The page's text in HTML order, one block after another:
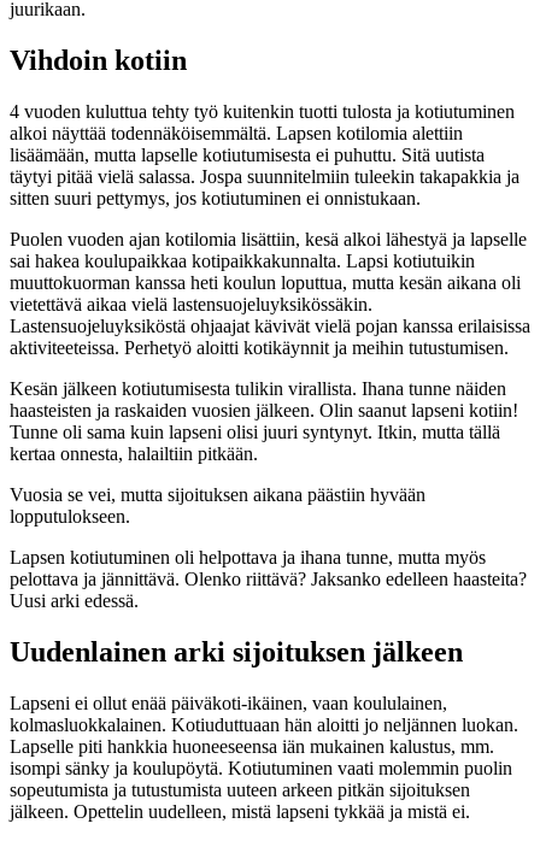
juurikaan.
Vihdoin kotiin
4 vuoden kuluttua tehty työ kuitenkin tuotti tulosta ja kotiutuminen
alkoi näyttää todennäköisemmältä. Lapsen kotilomia alettiin
lisäämään, mutta lapselle kotiutumisesta ei puhuttu. Sitä uutista
täytyi pitää vielä salassa. Jospa suunnitelmiin tuleekin takapakkia ja
sitten suuri pettymys, jos kotiutuminen ei onnistukaan.
Puolen vuoden ajan kotilomia lisättiin, kesä alkoi lähestyä ja lapselle
sai hakea koulupaikkaa kotipaikkakunnalta. Lapsi kotiutuikin
muuttokuorman kanssa heti koulun loputtua, mutta kesän aikana oli
vietettävä aikaa vielä lastensuojeluyksikössäkin.
Lastensuojeluyksiköstä ohjaajat kävivät vielä pojan kanssa erilaisissa
aktiviteeteissa. Perhetyö aloitti kotikäynnit ja meihin tutustumisen.
Kesän jälkeen kotiutumisesta tulikin virallista. Ihana tunne näiden
haasteisten ja raskaiden vuosien jälkeen. Olin saanut lapseni kotiin!
Tunne oli sama kuin lapseni olisi juuri syntynyt. Itkin, mutta tällä
kertaa onnesta, halailtiin pitkään.
Vuosia se vei, mutta sijoituksen aikana päästiin hyvään
lopputulokseen.
Lapsen kotiutuminen oli helpottava ja ihana tunne, mutta myös
pelottava ja jännittävä. Olenko riittävä? Jaksanko edelleen haasteita?
Uusi arki edessä.
Uudenlainen arki sijoituksen jälkeen
Lapseni ei ollut enää päiväkoti-ikäinen, vaan koululainen,
kolmasluokkalainen. Kotiuduttuaan hän aloitti jo neljännen luokan.
Lapselle piti hankkia huoneeseensa iän mukainen kalustus, mm.
isompi sänky ja koulupöytä. Kotiutuminen vaati molemmin puolin
sopeutumista ja tutustumista uuteen arkeen pitkän sijoituksen
jälkeen. Opettelin uudelleen, mistä lapseni tykkää ja mistä ei.